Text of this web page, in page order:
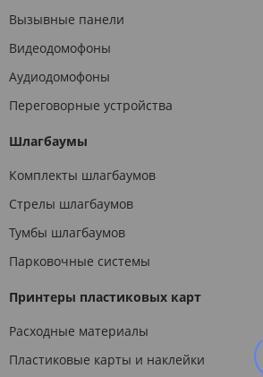
Вызывные панели
Видеодомофоны
Аудиодомофоны
Переговорные устройства
Шлагбаумы
Комплекты шлагбаумов
Стрелы шлагбаумов
Тумбы шлагбаумов
Парковочные системы
Принтеры пластиковых карт
Расходные материалы
Пластиковые карты и наклейки